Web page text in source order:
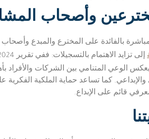
وأصحاب
بالفائدة على المخترع والمبدع وأصحاب
إلى تزايد الاهتمام بالتسجيلات: ففي تقرير 2024 أظهرت زيادة في طلبات براءات الاختراع بنسبة
الوعي المتنامي بين الشركات والأفراد
كما تساعد حماية الملكية الفكرية